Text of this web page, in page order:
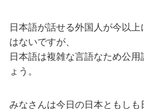
日本語が話せる外国人が今以上
はないですが、
日本語は複雑な言語なため公
ょう。
みなさんは今日の日本ともし